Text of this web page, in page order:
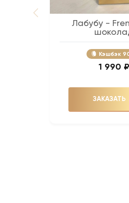
Лабубу -
Кэшбэк
1 990 ₽
ЗАКАЗАТЬ